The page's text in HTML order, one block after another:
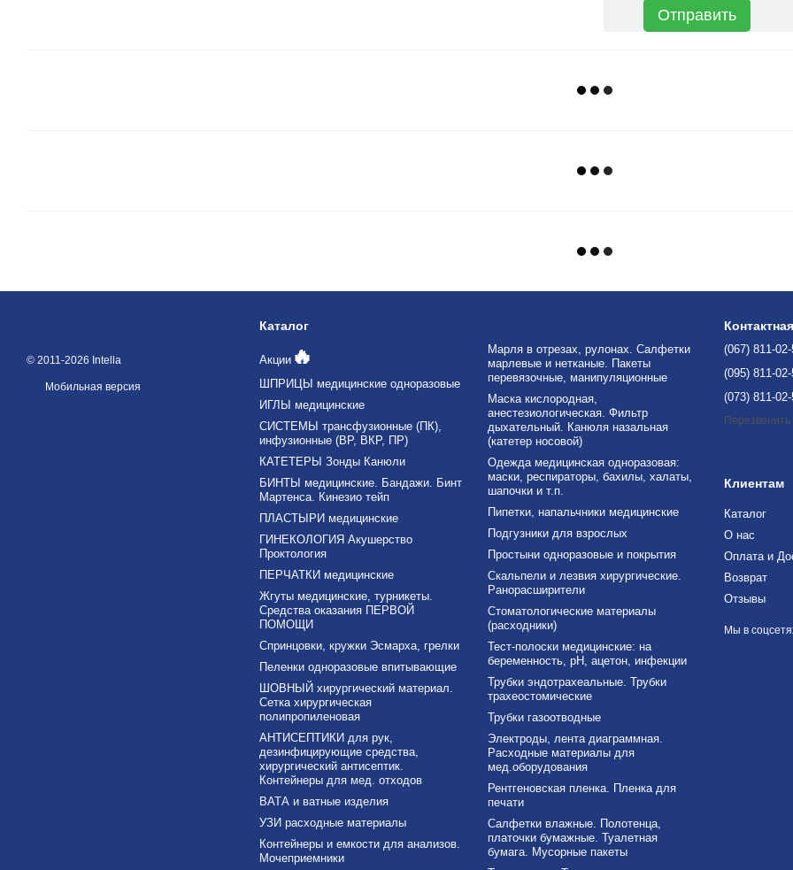
Отправить
© 2011-2026 Intella
Мобильная версия
Каталог
Акции🔥
ШПРИЦЫ медицинские одноразовые
ИГЛЫ медицинские
СИСТЕМЫ трансфузионные (ПК),
инфузионные (ВР, ВКР, ПР)
КАТЕТЕРЫ Зонды Канюли
БИНТЫ медицинские. Бандажи. Бинт
Мартенса. Кинезио тейп
ПЛАСТЫРИ медицинские
ГИНЕКОЛОГИЯ Акушерство
Проктология
ПЕРЧАТКИ медицинские
Жгуты медицинские, турникеты.
Средства оказания ПЕРВОЙ
ПОМОЩИ
Спринцовки, кружки Эсмарха, грелки
Пеленки одноразовые впитывающие
ШОВНЫЙ хирургический материал.
Сетка хирургическая
полипропиленовая
АНТИСЕПТИКИ для рук,
дезинфицирующие средства,
хирургический антисептик.
Контейнеры для мед. отходов
ВАТА и ватные изделия
УЗИ расходные материалы
Контейнеры и емкости для анализов.
Мочеприемники
Марля в отрезах, рулонах. Салфетки
марлевые и нетканые. Пакеты
перевязочные, манипуляционные
Маска кислородная,
анестезиологическая. Фильтр
дыхательный. Канюля назальная
(катетер носовой)
Одежда медицинская одноразовая:
маски, респираторы, бахилы, халаты,
шапочки и т.п.
Пипетки, напальчники медицинские
Подгузники для взрослых
Простыни одноразовые и покрытия
Скальпели и лезвия хирургические.
Ранорасширители
Стоматологические материалы
(расходники)
Тест-полоски медицинские: на
беременность, рН, ацетон, инфекции
Трубки эндотрахеальные. Трубки
трахеостомические
Трубки газоотводные
Электроды, лента диаграммная.
Расходные материалы для
мед.оборудования
Рентгеновская пленка. Пленка для
печати
Салфетки влажные. Полотенца,
платочки бумажные. Туалетная
бумага. Мусорные пакеты
(067) 811-
(095) 811-
(073) 811-
Перезвонить
Клиентам
Каталог
О нас
Оплата и
Возврат
Отзывы
Мы в